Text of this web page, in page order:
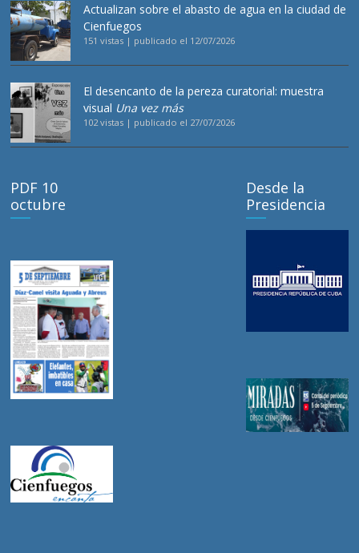
Actualizan sobre el abasto de agua en la ciudad de
Cienfuegos
151 vistas | publicado el 12/07/2026
El desencanto de la pereza curatorial: muestra
visual Una vez más
102 vistas | publicado el 27/07/2026
PDF 10
octubre
Desde la
Presidencia